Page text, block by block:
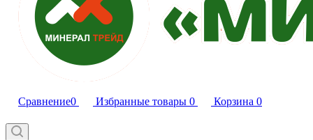
Сравнение0 Избранные товары 0 Корзина 0